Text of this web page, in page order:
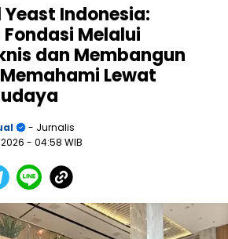
Yeast Indonesia:
Melalui
dan Membangun
Lewat
- Jurnalis
- 04:58 WIB